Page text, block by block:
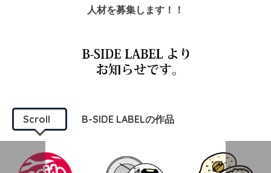
人材を募集します！！
Scroll B-SIDE LABELの作品